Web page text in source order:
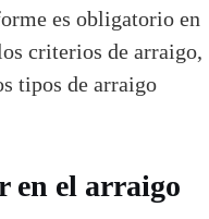
es obligatorio en
criterios de arraigo,
tipos de arraigo
en el arraigo